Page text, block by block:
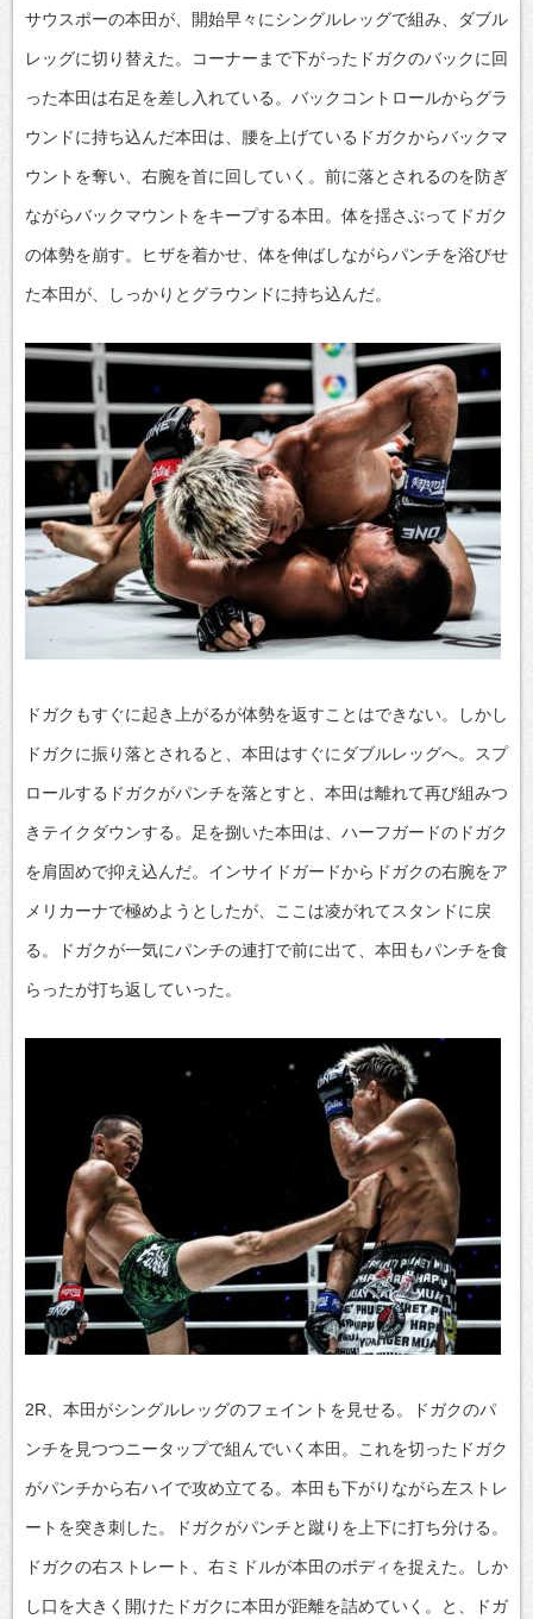
サウスポーの本田が、開始早々にシングルレッグで組み、ダブル
レッグに切り替えた。コーナーまで下がったドガクのバックに回
った本田は右足を差し入れている。バックコントロールからグラ
ウンドに持ち込んだ本田は、腰を上げているドガクからバックマ
ウントを奪い、右腕を首に回していく。前に落とされるのを防ぎ
ながらバックマウントをキープする本田。体を揺さぶってドガク
の体勢を崩す。ヒザを着かせ、体を伸ばしながらパンチを浴びせ
た本田が、しっかりとグラウンドに持ち込んだ。
ドガクもすぐに起き上がるが体勢を返すことはできない。しかし
ドガクに振り落とされると、本田はすぐにダブルレッグへ。スプ
ロールするドガクがパンチを落とすと、本田は離れて再び組みつ
きテイクダウンする。足を捌いた本田は、ハーフガードのドガク
を肩固めで抑え込んだ。インサイドガードからドガクの右腕をア
メリカーナで極めようとしたが、ここは凌がれてスタンドに戻
る。ドガクが一気にパンチの連打で前に出て、本田もパンチを食
らったが打ち返していった。
2R、本田がシングルレッグのフェイントを見せる。ドガクのパ
ンチを見つつニータップで組んでいく本田。これを切ったドガク
がパンチから右ハイで攻め立てる。本田も下がりながら左ストレ
ートを突き刺した。ドガクがパンチと蹴りを上下に打ち分ける。
ドガクの右ストレート、右ミドルが本田のボディを捉えた。しか
し口を大きく開けたドガクに本田が距離を詰めていく。と、ドガ